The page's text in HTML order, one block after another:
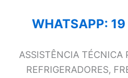
WHATSAPP:
ASSISTÊNCIA TÉCNICA
REFRIGERADORES,